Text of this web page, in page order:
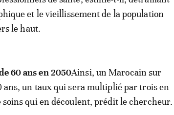
et le vieillissement de la population
le haut.
60 ans en 2050Ainsi, un Marocain sur
ans, un taux qui sera multiplié par trois en
soins qui en découlent, prédit le chercheur.